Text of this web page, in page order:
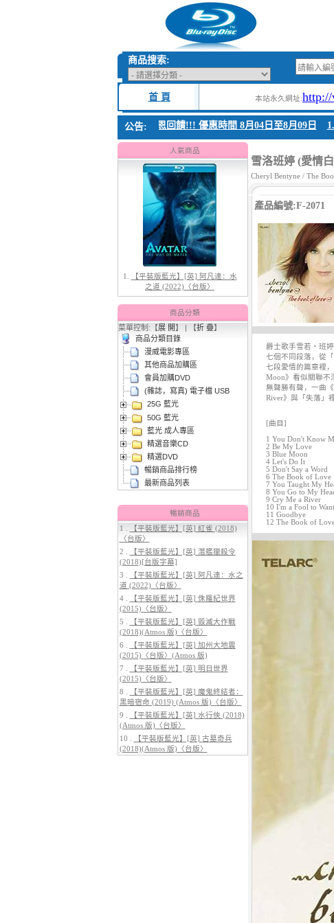
商品搜索:
首 頁 本站永久網址:
公告:
1. 父親節感恩回饋!!! 優惠時間 8月04日至8月09日 1.
人氣商品
1.【平裝版藍光】[英] 阿凡達：水
之道 (2022)〈台版〉
與燼 (2025)(Atmos 版)〈台版〉
3.【平裝版藍光】[英] 穿著PRADA
的惡魔 2 (2026)
(2026)
5.【平裝版藍光】[英] 巔峰獵殺
(2026)
商品分類
菜單控制:【展 開】 | 【折 疊】
商品分類目錄
漫威電影專區
其他商品加購區
會員加購DVD
(雜誌，寫真) 電子檔 USB
25G 藍光
50G 藍光
藍光 成人專區
精選音樂CD
精選DVD
暢銷商品排行榜
最新商品列表
暢銷商品
1 .
【平裝版藍光】[英] 紅雀 (2018)
〈台版〉
2 .
【平裝版藍光】[英] 潛艦獵殺令
(2018)[台版字幕]
3 .
【平裝版藍光】[英] 阿凡達：水之
道 (2022)〈台版〉
4 .
【平裝版藍光】[英] 侏羅紀世界
(2015)〈台版〉
5 .
【平裝版藍光】[英] 毀滅大作戰
(2018)(Atmos 版)〈台版〉
6 .
【平裝版藍光】[英] 加州大地震
(2015)〈台版〉(Atmos 版)
7 .
【平裝版藍光】[英] 明日世界
(2015)〈台版〉
8 .
【平裝版藍光】[英] 魔鬼終結者：
黑暗宿命 (2019) (Atmos 版)〈台版〉
9 .
【平裝版藍光】[英] 水行俠 (2018)
(Atmos 版)〈台版〉
10 .
【平裝版藍光】[英] 古墓奇兵
(2018)(Atmos 版)〈台版〉
雪洛班婷 (愛情
Cheryl Bentyne / The
產品編號:F-2071
爵士歌手雪若‧班
七個不同段落，從
七段愛情的篇章裡
Moon》看似關聯不
無聲勝有聲，一曲
River》與「失落」
[曲目]
1 You Don't Know
2 Be My Love
3 Blue Moon
4 Let's Do It
5 Don't Say a Word
6 The Book of Love
7 You Taught My
8 You Go to My
9 Cry Me a River
10 I'm a Fool to
11 Goodbye
12 The Book of